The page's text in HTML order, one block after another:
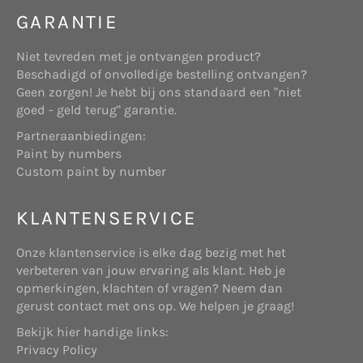
Websitehouder: de onderneming Start Online
die gevestigd is aan Telderslaan 23 te Utrecht,
onder nummer 71986758.
bovengenoemde website.
Verkoper: onderneming die, hetzij als
Deze website maakt gebruik van “cookies”
geplaatst) om de website te helpen analyseren
hoe gebruikers de site gebruiken. De door het
cookie gegenereerde informatie over uw gebruik
van de website kan worden overgebracht naar
of die van een derde partij. Wij gebruiken deze
informatie om bij te houden hoe u de website
gebruikt, om rapporten over de website-activiteit
met betrekking tot website-activiteit en
Doeleinden
We verzamelen of gebruiken geen informatie voor
andere doeleinden dan de doeleinden die worden
tevoren uw toestemming hiervoor hebben
verkregen.
GARANTIE
Niet tevreden met je ontvangen product?
Beschadigd of onvolledige bestelling ontvangen?
Geen zorgen! Je hebt bij ons standaard een "niet
goed - geld terug" garantie.
Partneraanbiedingen:
Paint by numbers
Custom paint by number
KLANTENSERVICE
Onze klantenservice is elke dag bezig met het
verbeteren van jouw ervaring als klant. Heb je
opmerkingen, klachten of vragen? Neem dan
gerust contact met ons op. We helpen je graag!
Bekijk hier handige links:
Privacy Policy